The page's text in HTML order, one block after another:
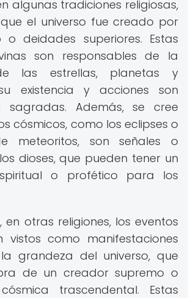
algunas tradiciones religiosas,
el universo fue creado por
o deidades superiores. Estas
son responsables de la
las estrellas, planetas y
existencia y acciones son
sagradas. Además, se cree
cósmicos, como los eclipses o
meteoritos, son señales o
dioses, que pueden tener un
o profético para los
otras religiones, los eventos
vistos como manifestaciones
grandeza del universo, que
de un creador supremo o
trascendental. Estas